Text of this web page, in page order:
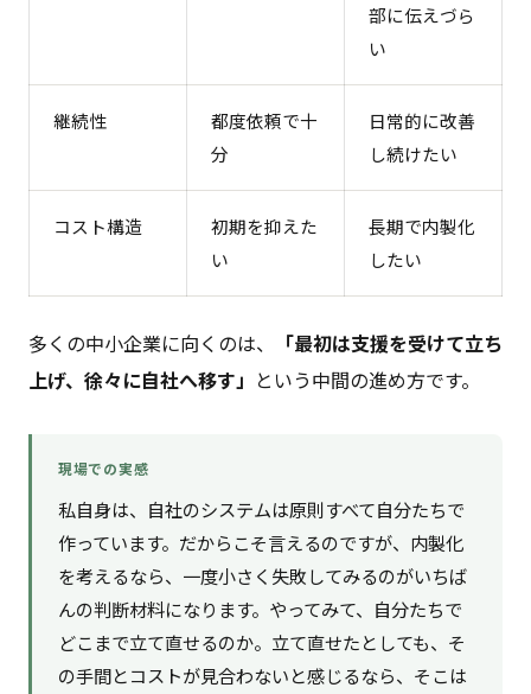
部に伝えづら
い
継続性
都度依頼で十
分
日常的に改善
し続けたい
コスト構造
初期を抑えた
い
長期で内製化
したい
多くの中小企業に向くのは、
「最初は支援を受けて立ち
上げ、徐々に自社へ移す」 という中間の進め方です。
現場での実感
私自身は、自社のシステムは原則すべて自分たちで
作っています。だからこそ言えるのですが、内製化
を考えるなら、一度小さく失敗してみるのがいちば
んの判断材料になります。やってみて、自分たちで
どこまで立て直せるのか。立て直せたとしても、そ
の手間とコストが見合わないと感じるなら、そこは